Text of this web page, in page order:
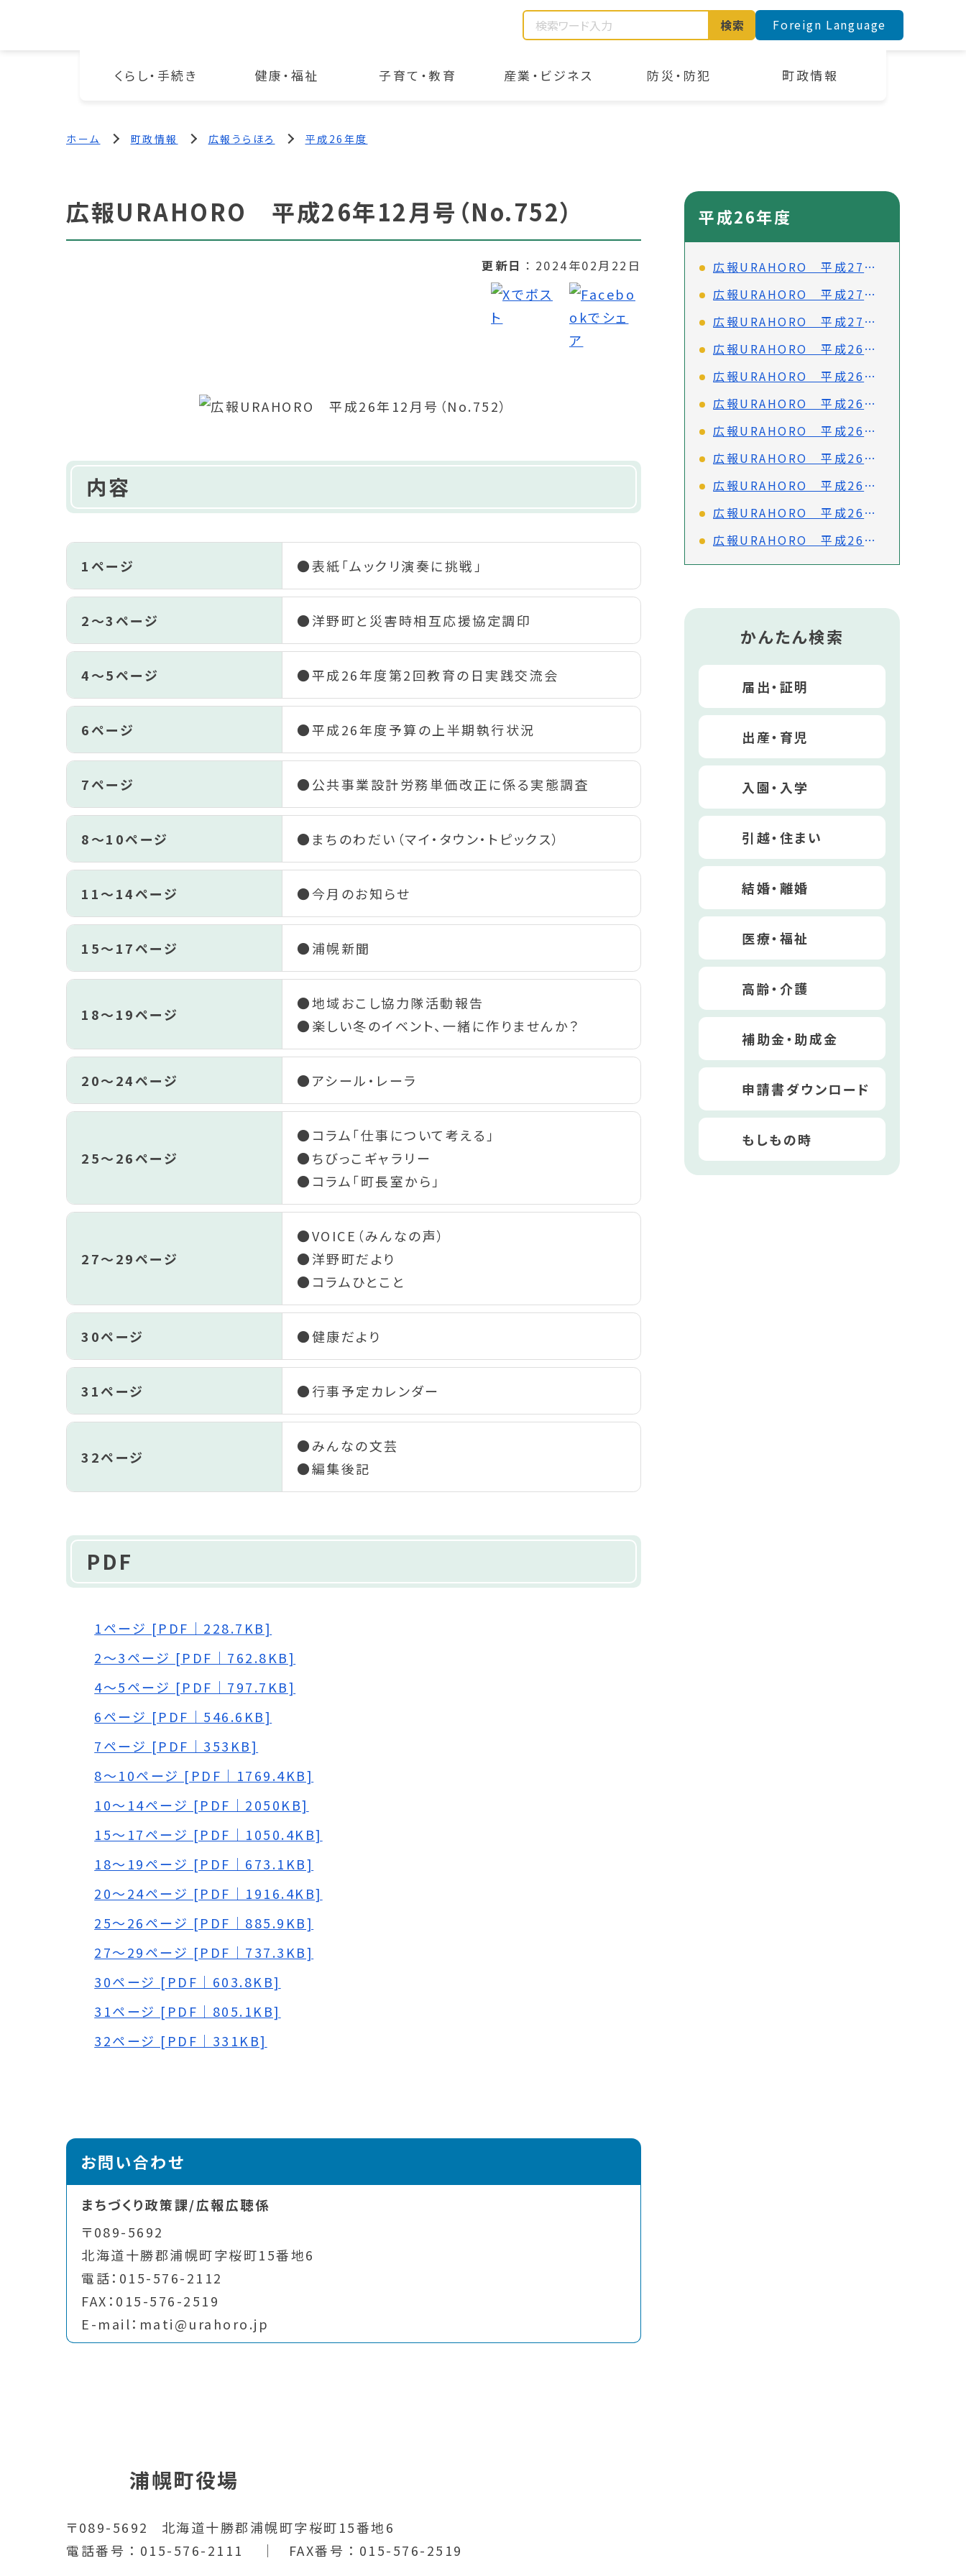
くらし・手続き 健康・福祉 子育て・教育 産業・ビジネス 防災・防犯 町政情報
検索 Foreign Language
ホーム 町政情報 広報うらほろ 平成26年度
広報URAHORO 平成26年12月号（No.752）
更新日 2024年02月22日
内容
1ページ ●表紙「ムックリ演奏に挑戦」
2～3ページ ●洋野町と災害時相互応援協定調印
4～5ページ ●平成26年度第2回教育の日実践交流会
6ページ ●平成26年度予算の上半期執行状況
7ページ ●公共事業設計労務単価改正に係る実態調査
8～10ページ ●まちのわだい（マイ・タウン・トピックス）
11～14ページ ●今月のお知らせ
15～17ページ ●浦幌新聞
18～19ページ
●地域おこし協力隊活動報告
●楽しい冬のイベント、一緒に作りませんか？
20～24ページ ●アシール・レーラ
25～26ページ
●コラム「仕事について考える」
●ちびっこギャラリー
●コラム「町長室から」
27～29ページ
●VOICE（みんなの声）
●洋野町だより
●コラムひとこと
30ページ ●健康だより
31ページ ●行事予定カレンダー
32ページ
●みんなの文芸
●編集後記
PDF
1ページ [PDF｜228.7KB]
2～3ページ [PDF｜762.8KB]
4～5ページ [PDF｜797.7KB]
6ページ [PDF｜546.6KB]
7ページ [PDF｜353KB]
8～10ページ [PDF｜1769.4KB]
10～14ページ [PDF｜2050KB]
15～17ページ [PDF｜1050.4KB]
18～19ページ [PDF｜673.1KB]
20～24ページ [PDF｜1916.4KB]
25～26ページ [PDF｜885.9KB]
27～29ページ [PDF｜737.3KB]
30ページ [PDF｜603.8KB]
31ページ [PDF｜805.1KB]
32ページ [PDF｜331KB]
お問い合わせ
まちづくり政策課/広報広聴係
〒089-5692
北海道十勝郡浦幌町字桜町15番地6
電話：015-576-2112
FAX：015-576-2519
E-mail：mati@urahoro.jp
平成26年度
広報URAHORO 平成27年3月号（No.755）
広報URAHORO 平成27年2月号（No.754）
広報URAHORO 平成27年1月号（No.753）
広報URAHORO 平成26年11月号（No.751）
広報URAHORO 平成26年10月号（No.750)
広報URAHORO 平成26年9月号（No.749）
広報URAHORO 平成26年8月号（No.748）
広報URAHORO 平成26年7月号（No.747）
広報URAHORO 平成26年6月号（No.746）
広報URAHORO 平成26年5月号（No.745）
広報URAHORO 平成26年4月号（No.744）
かんたん検索
届出・証明
出産・育児
入園・入学
引越・住まい
結婚・離婚
医療・福祉
高齢・介護
補助金・助成金
申請書ダウンロード
もしもの時
浦幌町役場
〒089-5692
北海道十勝郡浦幌町字桜町15番地6
電話番号
015-576-2111 FAX番号 015-576-2519